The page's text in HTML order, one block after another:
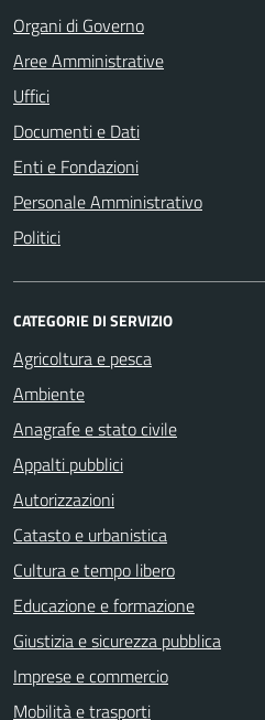
Organi di Governo
Aree Amministrative
Uffici
Documenti e Dati
Enti e Fondazioni
Personale Amministrativo
Politici
CATEGORIE DI SERVIZIO
Agricoltura e pesca
Ambiente
Anagrafe e stato civile
Appalti pubblici
Autorizzazioni
Catasto e urbanistica
Cultura e tempo libero
Educazione e formazione
Giustizia e sicurezza pubblica
Imprese e commercio
Mobilità e trasporti